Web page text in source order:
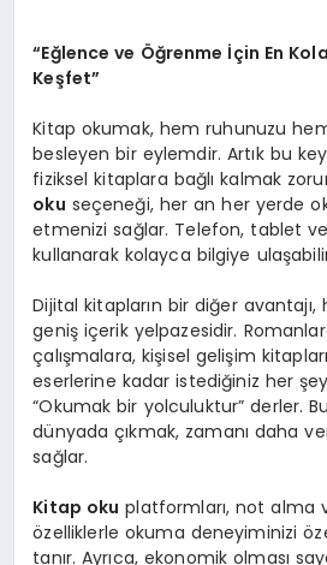
“Eğlence ve Öğrenme İçin En
Keşfet”
Kitap okumak, hem ruhunuzu
besleyen bir eylemdir. Artık bu
fiziksel kitaplara bağlı kalmak
oku seçeneği, her an her yerde
etmenizi sağlar. Telefon, tablet
kullanarak kolayca bilgiye
Dijital kitapların bir diğer
geniş içerik yelpazesidir.
çalışmalara, kişisel gelişim
eserlerine kadar istediğiniz her
“Okumak bir yolculuktur” derler.
dünyada çıkmak, zamanı daha
sağlar.
Kitap oku platformları, not alma
özelliklerle okuma deneyiminizi
tanır. Ayrıca, ekonomik olması